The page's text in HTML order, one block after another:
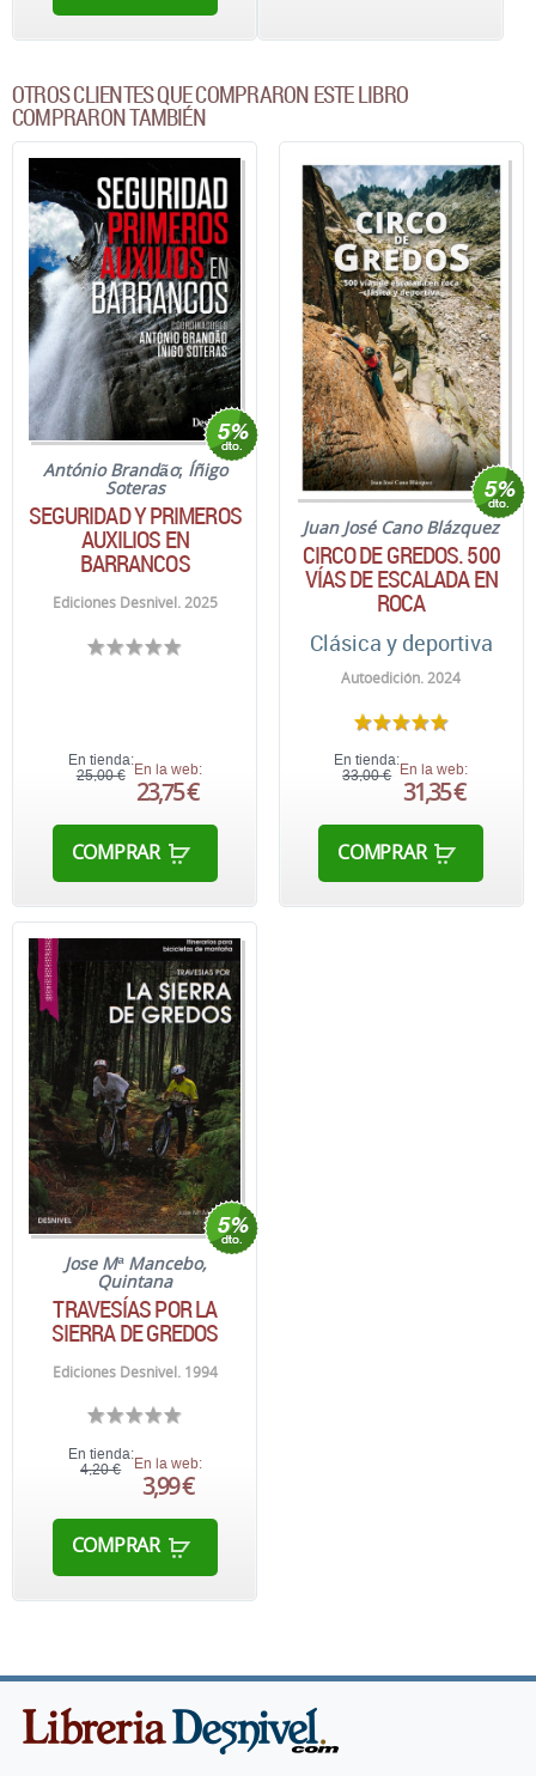
OTROS CLIENTES QUE COMPRARON ESTE LIBRO
COMPRARON TAMBIÉN
António Brandão; Íñigo
Soteras
SEGURIDAD Y PRIMEROS
AUXILIOS EN
BARRANCOS
Ediciones Desnivel. 2025
En tienda:
25,00 € En la web:
23,75 €
COMPRAR
Juan José Cano Blázquez
CIRCO DE GREDOS. 500
VÍAS DE ESCALADA EN
ROCA
Clásica y deportiva
Autoedición. 2024
En tienda:
33,00 €
En la web:
31,35 €
COMPRAR
Jose Mª Mancebo,
Quintana
TRAVESÍAS POR LA
SIERRA DE GREDOS
Ediciones Desnivel. 1994
En tienda:
4,20 €
En la web:
3,99 €
COMPRAR